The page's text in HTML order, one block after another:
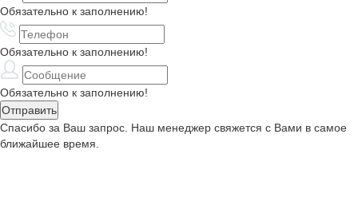
Обязательно к заполнению!
Обязательно к заполнению!
Обязательно к заполнению!
Спасибо за Ваш запрос. Наш менеджер свяжется с Вами в самое
ближайшее время.